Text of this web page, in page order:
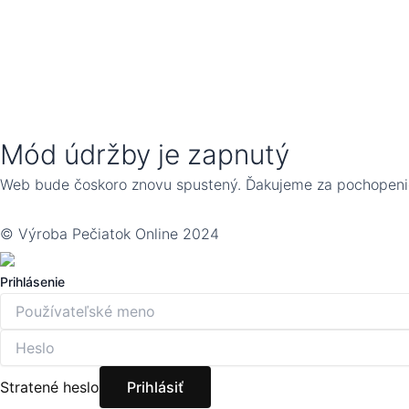
Mód údržby je zapnutý
Web bude čoskoro znovu spustený. Ďakujeme za
© Výroba Pečiatok Online 2024
Prihlásenie
Stratené heslo